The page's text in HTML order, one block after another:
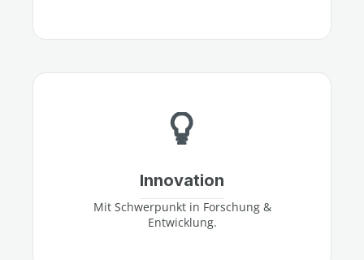
Innovation
Mit Schwerpunkt in Forschung &
Entwicklung.